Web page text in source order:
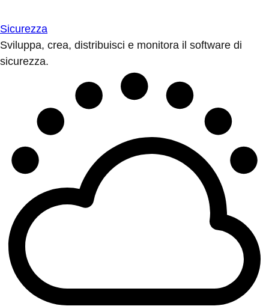
Sicurezza
Sviluppa, crea, distribuisci e monitora il software di
sicurezza.